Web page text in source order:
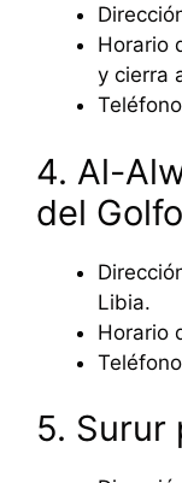
Horario
y cierra
4. Al-
del Golfo
Libia.
Horario
5. Surur